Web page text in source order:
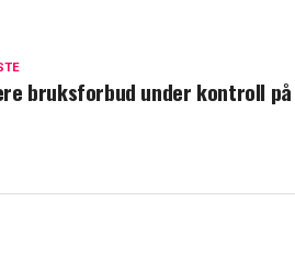
bruksforbud under kontroll